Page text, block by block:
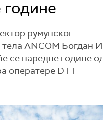
године
румунског
тела ANCOM Богдан
се наредне године
оператере DTT